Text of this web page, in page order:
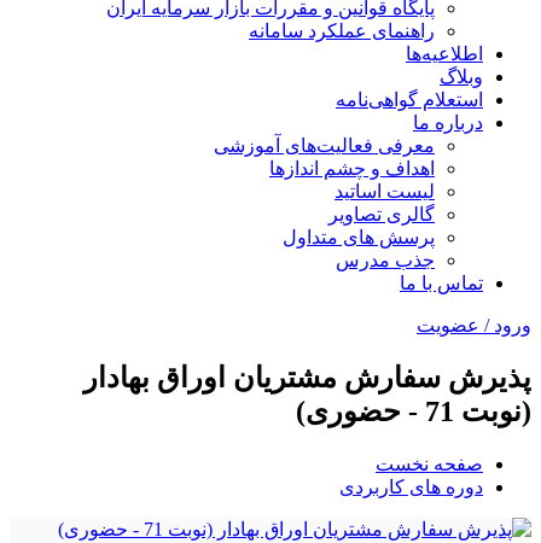
پایگاه قوانین و مقررات بازار سرمایه ایران
راهنمای عملکرد سامانه
اطلاعیه‌ها
وبلاگ
استعلام گواهی‌نامه
درباره ما
معرفی فعالیت‌های آموزشی
اهداف و چشم اندازها
لیست اساتید
گالری تصاویر
پرسش های متداول
جذب مدرس
تماس با ما
ورود / عضویت
پذیرش سفارش مشتریان اوراق بهادار
(نوبت 71 - حضوری)
صفحه نخست
دوره های کاربردی